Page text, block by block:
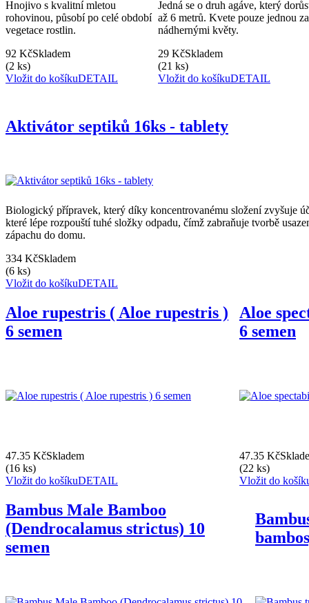
Hnojivo s kvalitní mletou
rohovinou, působí po celé období
vegetace rostlin.
Jedná se o druh agáve, který
až 6 metrů. Kvete pouze jednou
nádhernými květy.
92 KčSkladem
(2 ks)
Vložit do košíkuDETAIL
29 KčSkladem
(21 ks)
Vložit do košíkuDETAIL
Aktivátor septiků 16ks - tablety
Biologický přípravek, který díky koncentrovanému složení zvyšuje
které lépe rozpouští tuhé složky odpadu, čímž zabraňuje tvorbě
zápachu do domu.
334 KčSkladem
(6 ks)
Vložit do košíkuDETAIL
Aloe rupestris ( Aloe rupestris )
6 semen
Aloe
6 semen
47.35 KčSkladem
(16 ks)
Vložit do košíkuDETAIL
47.35 Kč
(22 ks)
Vložit do
Bambus Male Bamboo
(Dendrocalamus strictus) 10
semen